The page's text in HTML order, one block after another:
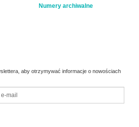
Numery archiwalne
aby otrzymywać informacje o nowościach